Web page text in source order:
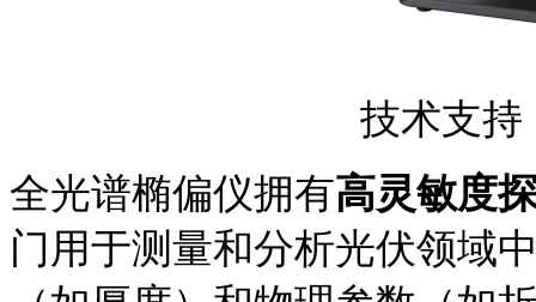
技术支持
全光谱椭偏仪拥有高灵敏度
门用于测量和分析光伏领域